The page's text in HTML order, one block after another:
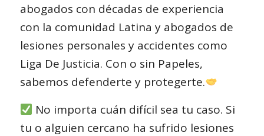
abogados con décadas de experiencia
con la comunidad Latina y abogados de
lesiones personales y accidentes como
Liga De Justicia. Con o sin Papeles,
sabemos defenderte y protegerte.
No importa cuán difícil sea tu caso. Si
tu o alguien cercano ha sufrido lesiones